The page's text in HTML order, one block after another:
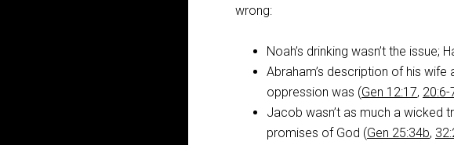
wrong:
Noah’s drinking wasn’t the issue;
Abraham’s description of his wife
oppression was (Gen 12:17, 20:6-
Jacob wasn’t as much a wicked
promises of God (Gen 25:34b,